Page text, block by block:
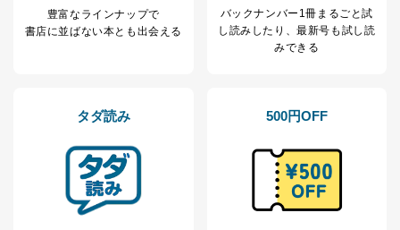
C.代理人様による開示等のご請求
開示等のご請求をすることについて代理人に委任する場
ご本人様が委任状に捺印し、捺印した印鑑の印鑑登
代理人様が親権者などの法定代理人の場合は、委任
状に代えて、ご本人様との関係がわかる戸籍謄本も
しくは抄本、または住民票をご提出いただくことも
可能です。
豊富なラインナップで
書店に並ばない本とも出会える
バックナンバー1冊まるごと試
し読み したり、最新号も試し読
みできる
タダ読み 500円OFF